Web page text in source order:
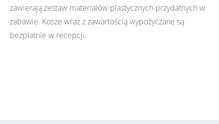
zawierają zestaw materiałów plastycznych przydatnych w
zabawie. Kosze wraz z zawartością wypożyczane są
bezpłatnie w recepcji.